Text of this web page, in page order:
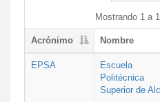
Mostrando 1 a
Acrónimo Nombre
EPSA
Escuela
Politécnica
Superior de